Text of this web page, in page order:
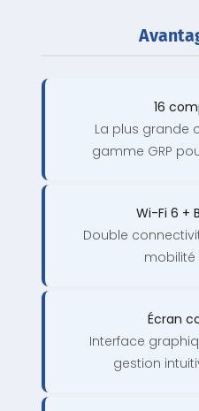
16
La plus grande
gamme GRP
Wi-Fi 6 +
Double
Écran
Interface
gestion